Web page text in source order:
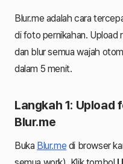
Blur.me adalah cara
di foto pernikahan. Upload
dan blur semua wajah
dalam 5 menit.
Langkah 1: Upload
Blur.me
Buka Blur.me di browser